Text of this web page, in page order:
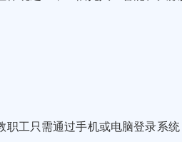
工只需通过手机或电脑登录系